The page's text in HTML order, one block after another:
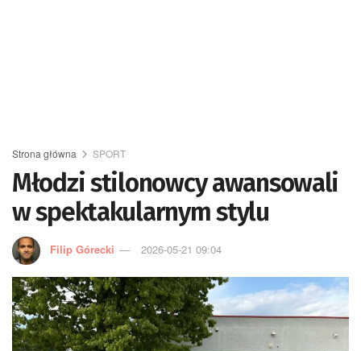
Strona główna SPORT
Młodzi stilonowcy awansowali
w spektakularnym stylu
Filip Górecki 2026-05-21 09:04